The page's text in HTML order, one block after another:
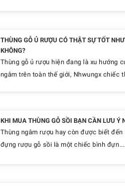
THÙNG GỖ Ủ RƯỢU CÓ THẬT SỰ TỐT
KHÔNG?
Thùng gỗ ủ rượu hiện đang là xu hướng
ngâm trên toàn thế giới, Nhwungx chiếc
KHI MUA THÙNG GỖ SỒI BẠN CẦN LƯU Ý
Thùng ngâm rượu hay còn được biết
đựng rượu gỗ sồi là một chiếc bình đựn...